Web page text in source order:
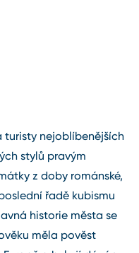
turisty nejoblíbenějších
stylů pravým
z doby románské,
řadě kubismu
historie města se
měla pověst